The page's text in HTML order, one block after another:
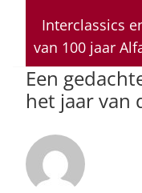
A
p
p
b
o
o
k
Interclassics
van 100 jaar
Een
het jaar van